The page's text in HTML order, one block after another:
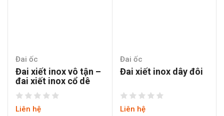
Đai ốc
Đai xiết inox vô tận –
đai xiết inox cổ dê
Liên hệ
Đai ốc
Đai xiết inox dây đôi
Liên hệ